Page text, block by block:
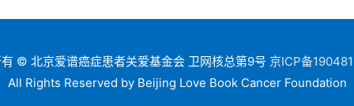
© 北京爱谱癌症患者关爱基金会 卫网核总第9号 京ICP备
All Rights Reserved by Beijing Love Book Cancer Foundation